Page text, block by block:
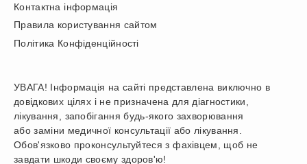
Контактна інформація
Правила користування сайтом
Політика Конфіденційності
УВАГА! Інформація на сайті представлена виключно в
довідкових цілях і не призначена для діагностики,
лікування, запобігання будь-якого захворювання
або заміни медичної консультації або лікування.
Обов'язково проконсультуйтеся з фахівцем, щоб не
завдати шкоди своєму здоров'ю!